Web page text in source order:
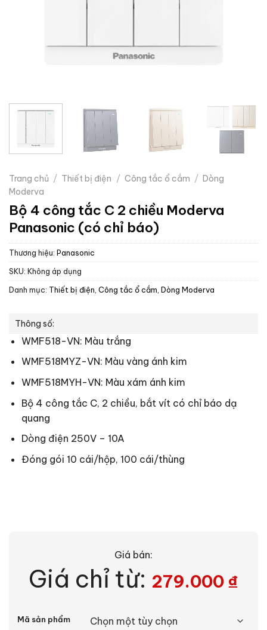
Trang chủ / Thiết bị điện / Công tắc ổ cắm / Dòng
Moderva
Bộ 4 công tắc C 2 chiều Moderva
Panasonic (có chỉ báo)
Thương hiệu: Panasonic
SKU: Không áp dụng
Danh mục: Thiết bị điện Công tắc ổ cắm Dòng Moderva
Thông số:
WMF518-VN: Màu trắng
WMF518MYZ-VN: Màu vàng ánh kim
WMF518MYH-VN: Màu xám ánh kim
Bộ 4 công tắc C, 2 chiều, bắt vít có chỉ báo dạ
quang
Dòng điện 250V – 10A
Đóng gói 10 cái/hộp, 100 cái/thùng
Giá bán:
Giá chỉ từ: 279.000 ₫
Mã sản phẩm